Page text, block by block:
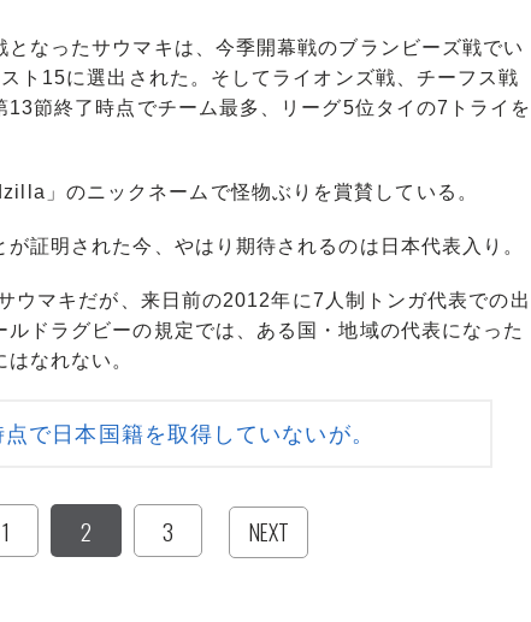
なったサウマキは、今季開幕戦のブランビーズ戦でい
ト15に選出された。そしてライオンズ戦、チーフス戦
節終了時点でチーム最多、リーグ5位タイの7トライを
」のニックネームで怪物ぶりを賞賛している。
証明された今、やはり期待されるのは日本代表入り。
マキだが、来日前の2012年に7人制トンガ代表での出
ドラグビーの規定では、ある国・地域の代表になった
なれない。
で日本国籍を取得していないが。
1 2 3 NEXT